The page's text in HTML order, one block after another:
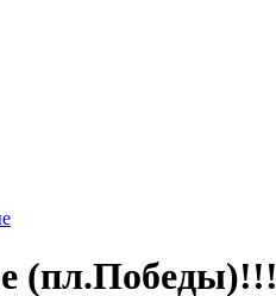
(пл.Победы)!!!